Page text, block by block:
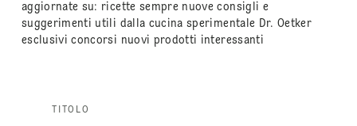
aggiornate su: ricette sempre nuove consigli e
suggerimenti utili dalla cucina sperimentale Dr. Oetker
esclusivi concorsi nuovi prodotti interessanti
TITOLO